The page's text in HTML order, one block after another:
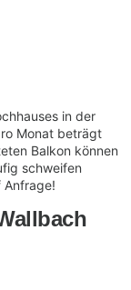
in der
Monat beträgt
Balkon können
schweifen
Anfrage!